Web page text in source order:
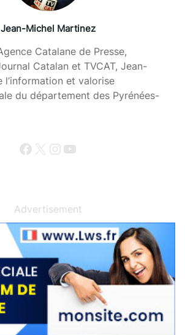
Jean-Michel Martinez
Catalane de Presse,
Catalan et TVCAT, Jean-
l’information et valorise
du département des Pyrénées-
Facebook X Instagram YouTube
Advertisement